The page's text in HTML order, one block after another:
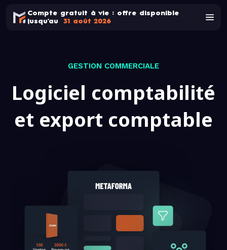
Compte gratuit à vie : offre disponible
jusqu'au
31 août 2026
GESTION COMMERCIALE
Logiciel comptabilité
et export comptable